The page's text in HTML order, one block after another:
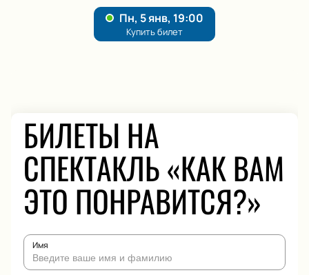
БИЛЕТЫ НА
СПЕКТАКЛЬ «КАК ВАМ
ЭТО ПОНРАВИТСЯ?»
Имя